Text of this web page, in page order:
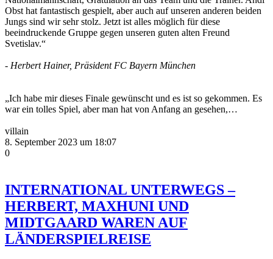
Obst hat fantastisch gespielt, aber auch auf unseren anderen beiden
Jungs sind wir sehr stolz. Jetzt ist alles möglich für diese
beeindruckende Gruppe gegen unseren guten alten Freund
Svetislav.“
- Herbert Hainer, Präsident FC Bayern München
„Ich habe mir dieses Finale gewünscht und es ist so gekommen. Es
war ein tolles Spiel, aber man hat von Anfang an gesehen,…
villain
8. September 2023 um 18:07
0
INTERNATIONAL UNTERWEGS –
HERBERT, MAXHUNI UND
MIDTGAARD WAREN AUF
LÄNDERSPIELREISE